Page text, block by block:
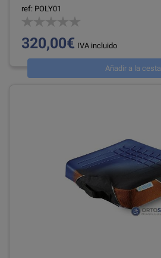
ref: POLY01
320,00€ IVA incluido
Añadir a la cesta